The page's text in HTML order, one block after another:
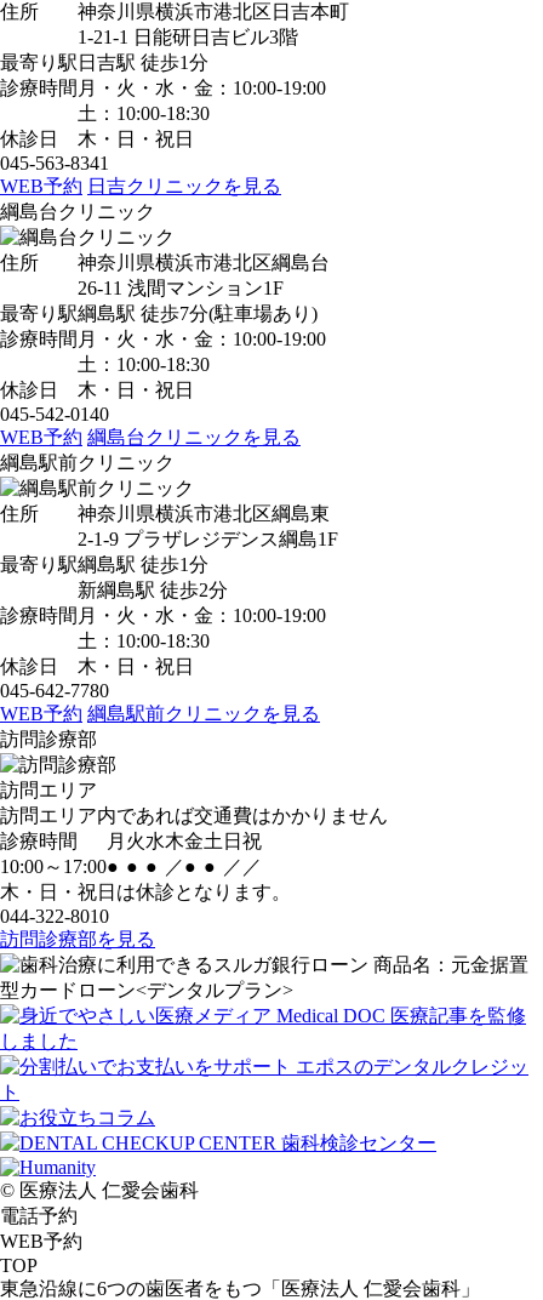
住所
神奈川県横浜市港北区日吉本町
1-21-1 日能研日吉ビル3階
最寄り駅 日吉駅 徒歩1分
診療時間 月・火・水・金：10:00-19:00
土：10:00-18:30
休診日
木・日・祝日
045-563-8341
WEB予約 日吉クリニックを見る
綱島台クリニック
住所
神奈川県横浜市港北区綱島台
26-11 浅間マンション1F
最寄り駅綱島駅 徒歩7分(駐車場あり)
診療時間 月・火・水・金：10:00-19:00
土：10:00-18:30
休診日
木・日・祝日
045-542-0140
WEB予約 綱島台クリニックを見る
綱島駅前クリニック
住所
神奈川県横浜市港北区綱島東
2-1-9 プラザレジデンス綱島1F
最寄り駅綱島駅 徒歩1分
新綱島駅 徒歩2分
診療時間 月・火・水・金：10:00-19:00
土：10:00-18:30
休診日
木・日・祝日
045-642-7780
WEB予約 綱島駅前クリニックを見る
訪問診療部
訪問エリア
訪問エリア内であれば交通費はかかりません
診療時間
月 火水木金土 日 祝
10:00～17:00● ● ● ／● ● ／ ／
木・日・祝日は休診となります。
044-322-8010
訪問診療部を見る
© 医療法人 仁愛会歯科
電話予約
WEB予約
TOP
東急沿線に6つの歯医者をもつ「医療法人 仁愛会歯科」